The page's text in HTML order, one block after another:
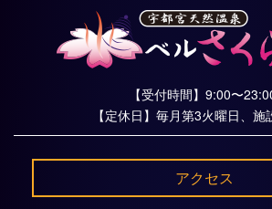
【受付時間】9:00〜
【定休日】毎月第3火曜日、施
アクセス